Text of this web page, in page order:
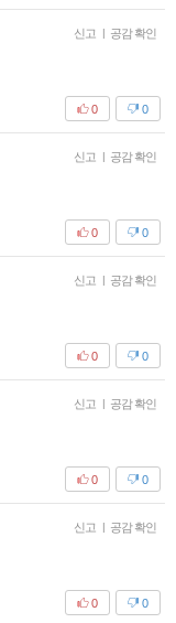
신고 | 공감 확인
0
0
신고 | 공감 확인
0
0
신고 | 공감 확인
0
0
신고 | 공감 확인
0
0
신고 | 공감 확인
0
0